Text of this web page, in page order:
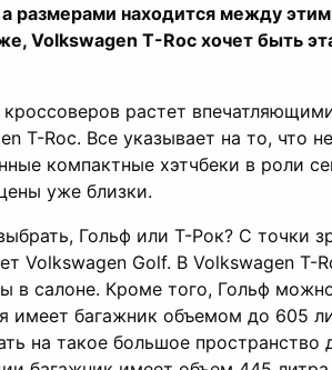
а размерами находится между
Volkswagen T-Roc хочет быть
растет
T-Roc. Все указывает на то, что
компактные хэтчбеки в роли
уже близки.
Гольф или T-Рок? С точки
Volkswagen Golf. В Volkswagen T-
в салоне. Кроме того, Гольф
имеет багажник объемом до 605
на такое большое пространство